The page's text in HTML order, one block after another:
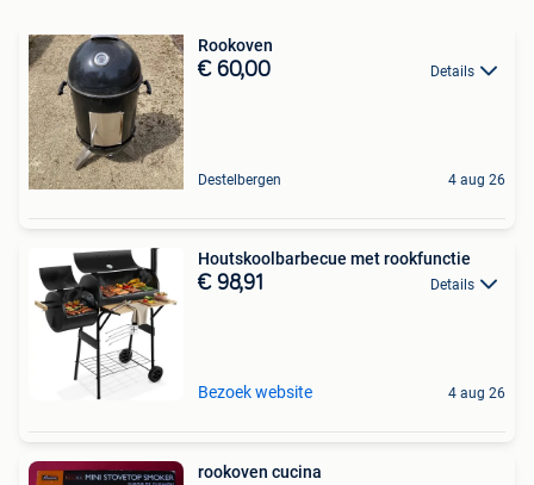
Rookoven
€ 60,00 Details
Destelbergen 4 aug 26
Houtskoolbarbecue met rookfunctie
€ 98,91 Details
Bezoek website 4 aug 26
rookoven cucina